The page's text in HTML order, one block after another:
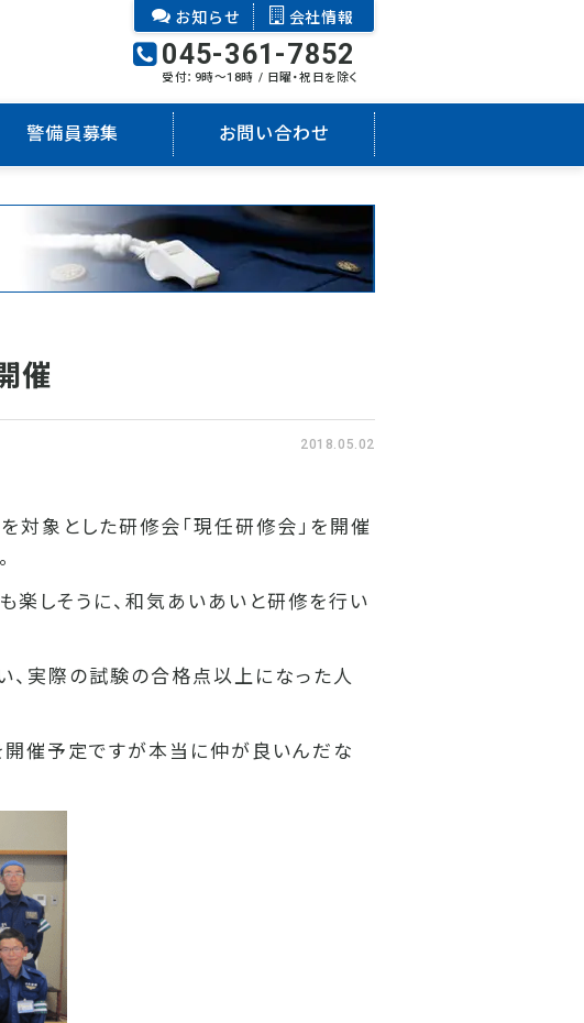
お知らせ 会社情報
045-361-7852
受付：9時～18時 / 日曜・祝日を除く
警備員募集 お問い合わせ
催
2018.05.02
対象とした研修会「現任研修会」を開催
楽しそうに、和気あいあいと研修を行い
実際の試験の合格点以上になった人
開催予定ですが本当に仲が良いんだな